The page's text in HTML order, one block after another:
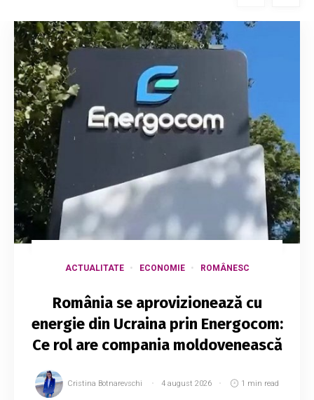
ACTUALITATE ECONOMIE ROMÂNESC
România se aprovizionează cu
energie din Ucraina prin Energocom:
Ce rol are compania moldovenească
Cristina Botnarevschi 4 august 2026 1 min read